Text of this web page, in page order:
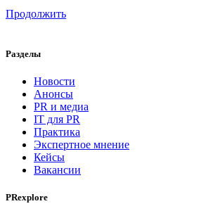
Продолжить
Разделы
Новости
Анонсы
PR и медиа
IT для PR
Практика
Экспертное мнение
Кейсы
Вакансии
PRexplore